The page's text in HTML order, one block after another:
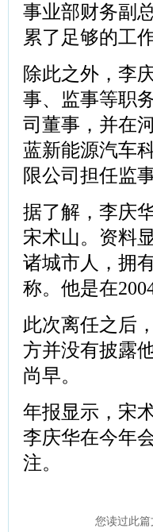
事业部财务副
累了足够的工
除此之外，李
事、监事等职
司董事，并在
蓝新能源汽车
限公司担任监事
据了解，李庆
宋术山。资料
诸城市人，拥
称。他是在
此次离任之后
方并没有披露
尚早。
年报显示，宋
李庆华在今年
注。
您读过此篇